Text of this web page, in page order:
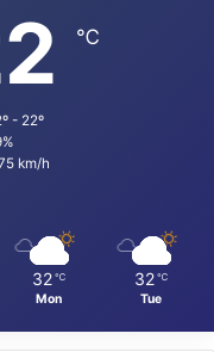
℃
- 22º
km/h
32 ℃
Mon
32 ℃
Tue